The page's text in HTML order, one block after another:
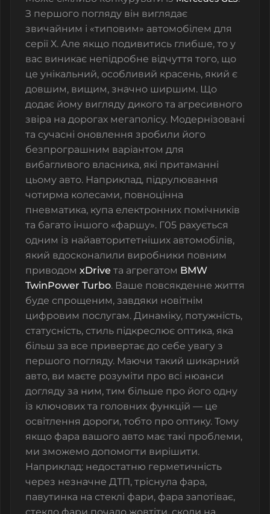
З першого погляду він виглядає
звичайним і «типовим» автомобілем для
серії Х. Але якщо подивитись глибше, то у
вас виникає непідробне відчуття того, що
це унікальний, особливий красень, який є
довшим, вищим, значно ширшим. Що
додає йому вигляду дикого та агресивного
звіра на дорогах мегаполісу. Модернізовані
та сучасні оновлення зробили його
безпрограшним варіантом для
вибагливого власника, які притаманні
цьому авто. Наприклад, підрулювання
чотирма колесами, повноцінна
пневматика, купа електронних помічників
та багато іншого «фаршу». Г05 рахується
одним із найавторитетніших автомобілів,
який вдосконалили виробники повним
приводом хDrive та агрегатом BMW
TwinPower Turbo. Ваше повсякденне життя
буде спрощеним, завдяки новітнім
цифровим послугам. Динаміку, потужність,
статусність, стиль підкреслює оптика, яка
більш за все привертає до себе увагу з
першого погляду. Маючи такий шикарний
авто, ви маєте розуміти про всі нюанси
догляду за ним, тим більше про його одну
із ключових та головних функцій — це
освітлення дороги, тобто про оптику. Тому
якщо фара вашого авто має такі проблеми,
ми зможемо допомогти вирішити.
Наприклад: недостатню герметичність
через незначне ДТП, тріснула фара,
павутинка на стеклі фари, фара запотіває,